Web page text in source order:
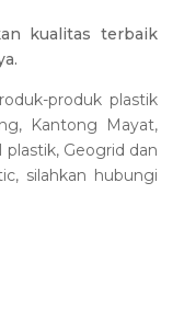
kualitas terbaik
produk plastik
Kantong Mayat,
Geogrid dan
silahkan hubungi